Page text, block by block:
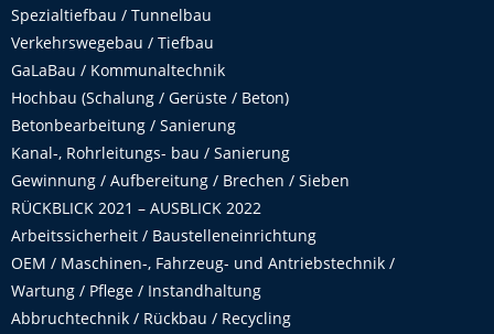
Spezialtiefbau / Tunnelbau
Verkehrswegebau / Tiefbau
GaLaBau / Kommunaltechnik
Hochbau (Schalung / Gerüste / Beton)
Betonbearbeitung / Sanierung
Kanal-, Rohrleitungs- bau / Sanierung
Gewinnung / Aufbereitung / Brechen / Sieben
RÜCKBLICK 2021 – AUSBLICK 2022
Arbeitssicherheit / Baustelleneinrichtung
OEM / Maschinen-, Fahrzeug- und Antriebstechnik /
Wartung / Pflege / Instandhaltung
Abbruchtechnik / Rückbau / Recycling